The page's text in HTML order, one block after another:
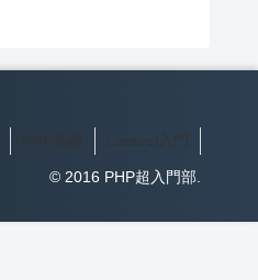
Laravel入門
© 2016 PHP超入門部.